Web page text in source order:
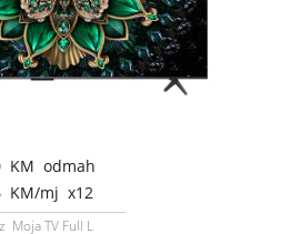
KM odmah
KM/mj x12
Moja TV Full L